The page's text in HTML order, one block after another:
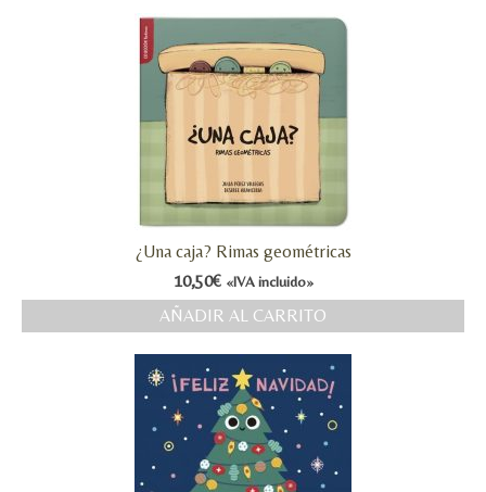
¿Una caja? Rimas geométricas
10,50€ «IVA incluido»
AÑADIR AL CARRITO